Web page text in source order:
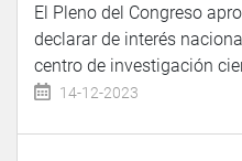
El Pleno del Congreso
declarar de interés
centro de investigación
14-12-2023